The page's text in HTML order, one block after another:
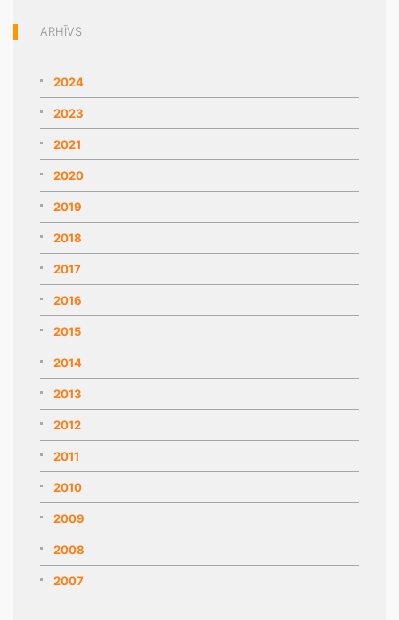
ARHĪVS
2024
2023
2021
2020
2019
2018
2017
2016
2015
2014
2013
2012
2011
2010
2009
2008
2007